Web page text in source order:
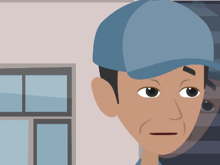
Text-Collision-Estimate Towing
en los últimos años para ofrecer
su oferta y operativa. Esta plataforma se ha
y